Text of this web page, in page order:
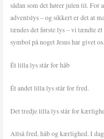
sådan som det hører julen til. For
adventslys – og sikkert er det at
tændes det første lys – vi tændte
symbol på noget Jesus har givet os.
Ét lilla lys står for håb
Ét andet lilla lys står for fred.
Det tredje lilla lys står for
Altså fred, håb og kærlighed. I